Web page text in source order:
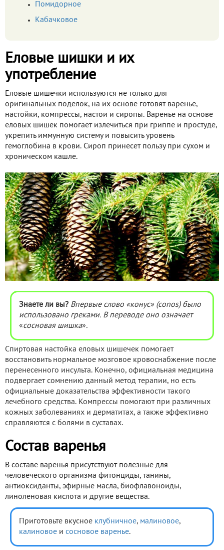
Помидорное
Кабачковое
Еловые шишки и их
употребление
Еловые шишечки используются не только для
оригинальных поделок, на их основе готовят варенье,
настойки, компрессы, настои и сиропы. Варенье на основе
еловых шишек помогает излечиться при гриппе и простуде,
укрепить иммунную систему и повысить уровень
гемоглобина в крови. Сироп принесет пользу при сухом и
хроническом кашле.
Знаете ли вы? Впервые слово «конус» (conos) было
использовано греками. В переводе оно означает
«сосновая шишка».
Спиртовая настойка еловых шишечек помогает
восстановить нормальное мозговое кровоснабжение после
перенесенного инсульта. Конечно, официальная медицина
подвергает сомнению данный метод терапии, но есть
официальные доказательства эффективности такого
лечебного средства. Компрессы помогают при различных
кожных заболеваниях и дерматитах, а также эффективно
справляются с болями в суставах.
Состав варенья
В составе варенья присутствуют полезные для
человеческого организма фитонциды, танины,
антиоксиданты, эфирные масла, биофлавоноиды,
линоленовая кислота и другие вещества.
Приготовьте вкусное клубничное, малиновое,
калиновое и сосновое варенье.